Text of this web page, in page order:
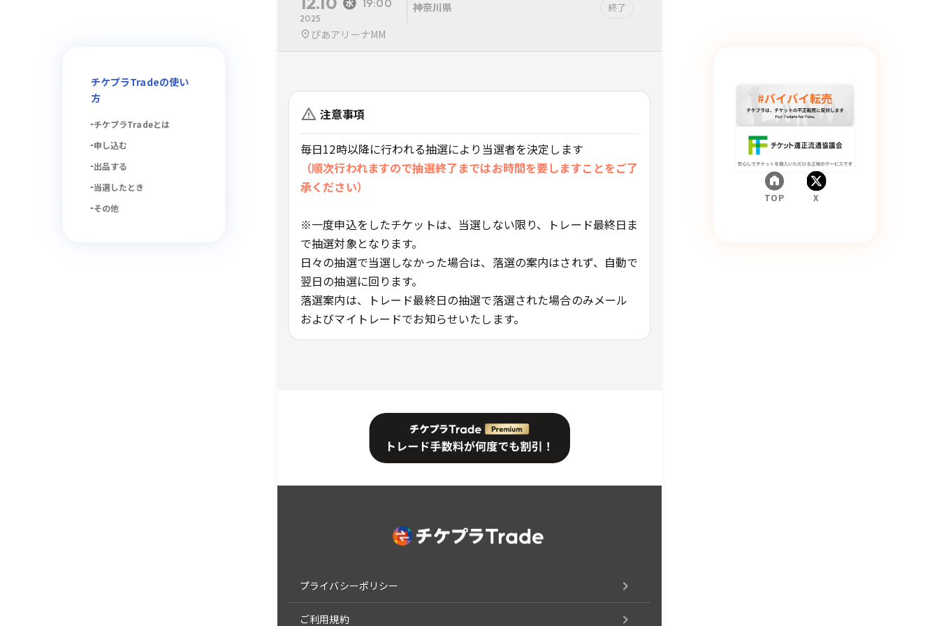
チケプラTradeの使い
方
チケプラTradeとは
申し込む
出品する
当選したとき
その他
TOP X
19:00
2025
神奈川県 終了
ぴあアリーナMM
注意事項
毎日12時以降に行われる抽選により当選者を決定します
（順次行われますので抽選終了まではお時間を要しますことをご了
承ください）
※一度申込をしたチケットは、当選しない限り、トレード最終日ま
で抽選対象となります。
日々の抽選で当選しなかった場合は、落選の案内はされず、自動で
翌日の抽選に回ります。
落選案内は、トレード最終日の抽選で落選された場合のみメール
およびマイトレードでお知らせいたします。
プライバシーポリシー
ご利用規約